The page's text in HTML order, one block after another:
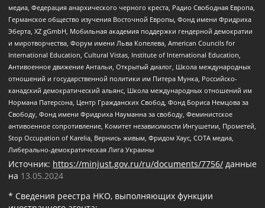
медиа, Федерация анархического черного креста, Радио Свободная Европа,
Германское общество изучения Восточной Европы, Фонд имени Фридриха
Эберта, XZ gGmbH, Мобильная академия поддержки гендерной демократии
и миротворчества, Форум имени Льва Копелева, American Councils for
International Education, Cultural Vistas, Institute of International Education,
Антивоенное движение Антальи, Открытый диалог, Школа международных
отношений и государственной политики им Питера Мунка, Российско-
канадский демократический альянс, Школа международных отношений им
Нормана Патерсона, Центр Гражданских Свобод, Фонд Бориса Немцова за
Свободу, Фонд имени Фридриха Науманна за свободу, Феминистское
антивоенное сопротивление, Комитет независимости Ингушетии, Прометей,
Stop Occupation of Karelia, Вернись живым, Фридом Хаус, СОТА медиа,
Либерально-демократическая Лига Украины
Источник: https://minjust.gov.ru/ru/documents/7756/ данные
на 13.05.2024
* Сведения реестра НКО, выполняющих функции